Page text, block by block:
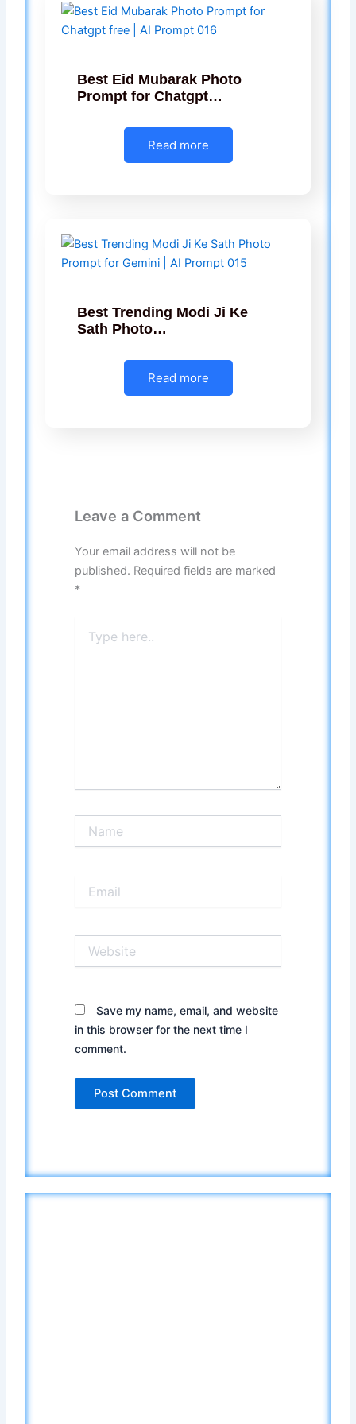
Best Eid Mubarak Photo
Prompt for Chatgpt…
Read more
Best Trending Modi Ji Ke
Sath Photo…
Read more
Leave a Comment
Your email address will not be
published. Required fields are marked
*
here..
Save my name, email, and website
in this browser for the next time I
comment.